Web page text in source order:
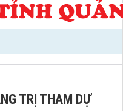
TRỊ THAM DỰ